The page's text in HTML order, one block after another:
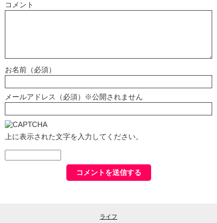
コメント
お名前（必須）
メールアドレス（必須）※公開されません
上に表示された文字を入力してください。
ライフ